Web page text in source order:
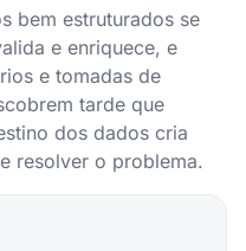
bem estruturados se
e enriquece, e
e tomadas de
tarde que
dos dados cria
resolver o problema.